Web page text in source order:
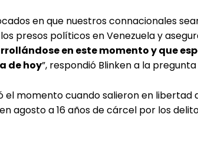
en que nuestros connacionales
presos políticos en Venezuela y
en este momento y que
de hoy”, respondió Blinken a la
el momento cuando salieron en libertad
agosto a 16 años de cárcel por los